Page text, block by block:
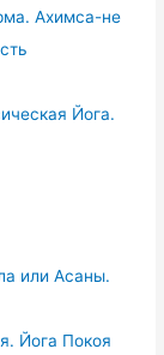
Ахимса-не
Йога.
или Асаны.
Йога Покоя